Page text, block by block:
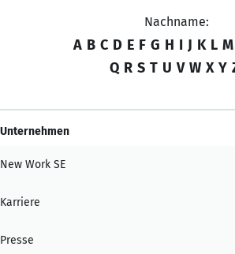
Nachname:
A B C D E F G H I J K L M
Q R S T U V W X Y
Unternehmen
New Work SE
Karriere
Presse